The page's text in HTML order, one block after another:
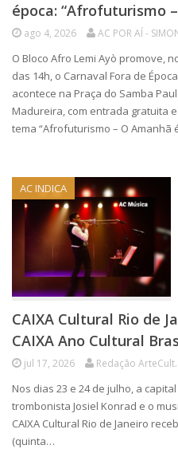
época: “Afrofuturismo
ago 4, 2026 AC POR AÍ -
O Bloco Afro Lemi Ayò promove,
das 14h, o Carnaval Fora de
acontece na Praça do Samba
Madureira, com entrada gratuita
tema “Afrofuturismo – O Amanhã
AC INDICA
CAIXA Cultural Rio de
CAIXA Ano Cultural
jul 17, 2026 Redação
Nos dias 23 e 24 de julho, a
trombonista Josiel Konrad e o
CAIXA Cultural Rio de Janeiro
(quinta…